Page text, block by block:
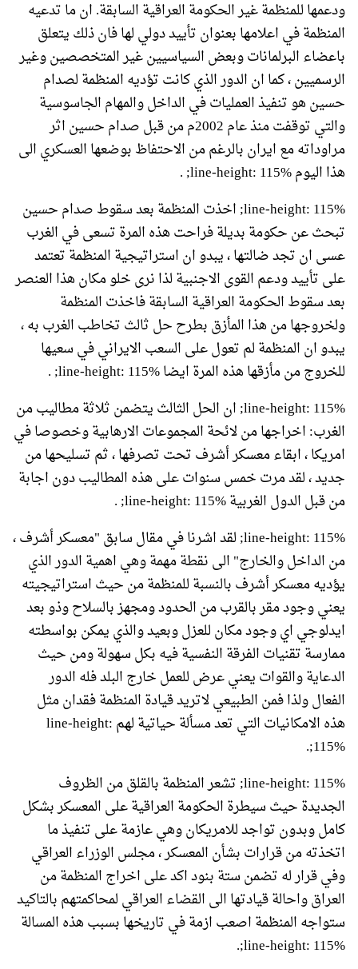
ودعمها للمنظمة غير الحكومة العراقية السابقة. ان ما تدعيه
المنظمة في اعلامها بعنوان تأييد دولي لها فان ذلك يتعلق
باعضاء البرلمانات وبعض السياسيين غير المتخصصين وغير
الرسميين ، كما ان الدور الذي كانت تؤديه المنظمة لصدام
حسين هو تنفيذ العمليات في الداخل والمهام الجاسوسية
والتي توقفت منذ عام 2002م من قبل صدام حسين اثر
مراوداته مع ايران بالرغم من الاحتفاظ بوضعها العسكري الى
هذا اليوم line-height: 115%; .
line-height: 115%; اخذت المنظمة بعد سقوط صدام حسين
تبحث عن حكومة بديلة فراحت هذه المرة تسعى في الغرب
عسى ان تجد ضالتها ، يبدو ان استراتيجية المنظمة تعتمد
على تأييد ودعم القوى الاجنبية لذا نرى خلو مكان هذا العنصر
بعد سقوط الحكومة العراقية السابقة فاخذت المنظمة
ولخروجها من هذا المأزق بطرح حل ثالث تخاطب الغرب به ،
يبدو ان المنظمة لم تعول على السعب الايراني في سعيها
للخروج من مأزقها هذه المرة ايضا line-height: 115%; .
line-height: 115%; ان الحل الثالث يتضمن ثلاثة مطاليب من
الغرب: اخراجها من لائحة المجموعات الارهابية وخصوصا في
امريكا ، ابقاء معسكر أشرف تحت تصرفها ، ثم تسليحها من
جديد ، لقد مرت خمس سنوات على هذه المطاليب دون اجابة
من قبل الدول الغربية line-height: 115%; .
line-height: 115%; لقد اشرنا في مقال سابق "معسكر أشرف ،
من الداخل والخارج" الى نقطة مهمة وهي اهمية الدور الذي
يؤديه معسكر أشرف بالنسبة للمنظمة من حيث استراتيجيته
يعني وجود مقر بالقرب من الحدود ومجهز بالسلاح وذو بعد
ايدلوجي اي وجود مكان للعزل وبعيد والذي يمكن بواسطته
ممارسة تقنيات الفرقة النفسية فيه بكل سهولة ومن حيث
الدعاية والقوات يعني عرض للعمل خارج البلد فله الدور
الفعال ولذا فمن الطبيعي لاتريد قيادة المنظمة فقدان مثل
هذه الامكانيات التي تعد مسألة حياتية لهم line-height:
115%;.
line-height: 115%; تشعر المنظمة بالقلق من الظروف
الجديدة حيث سيطرة الحكومة العراقية على المعسكر بشكل
كامل وبدون تواجد للامريكان وهي عازمة على تنفيذ ما
اتخذته من قرارات بشأن المعسكر ، مجلس الوزراء العراقي
وفي قرار له تضمن ستة بنود اكد على اخراج المنظمة من
العراق واحالة قيادتها الى القضاء العراقي لمحاكمتهم بالتاكيد
ستواجه المنظمة اصعب ازمة في تاريخها بسبب هذه المسالة
line-height: 115%;.